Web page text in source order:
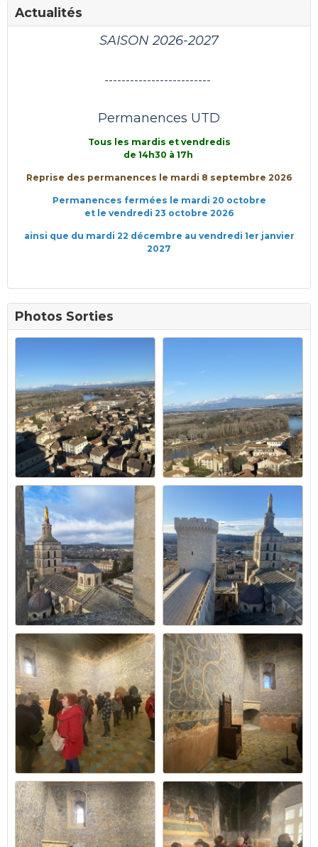
Actualités
SAISON 2026-2027
-------------------------
Permanences UTD
Tous les mardis et vendredis
de 14h30 à 17h
Reprise des permanences le mardi 8 septembre 2026
Permanences fermées le mardi 20 octobre
et le vendredi 23 octobre 2026
ainsi que du mardi 22 décembre au vendredi 1er janvier
2027
Photos Sorties